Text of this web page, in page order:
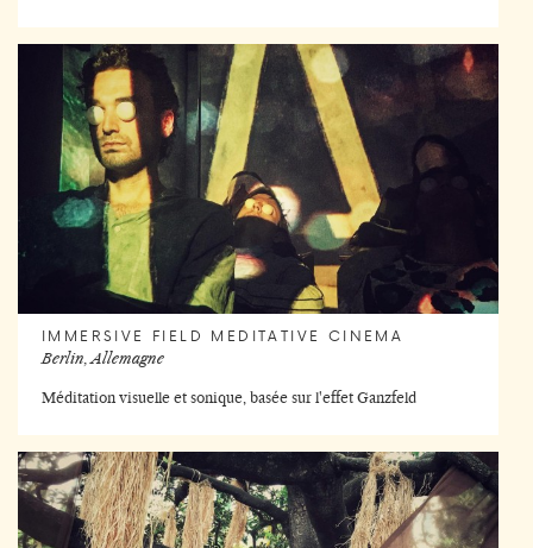
IMMERSIVE FIELD MEDITATIVE CINEMA
Berlin, Allemagne
Méditation visuelle et sonique, basée sur l'effet Ganzfeld